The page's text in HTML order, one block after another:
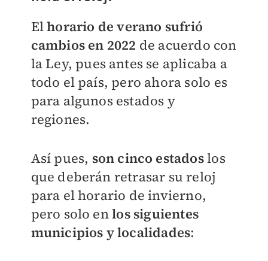
Elhorario de verano sufrió
cambios en 2022 de acuerdo con
la Ley, pues antes se aplicaba a
todo el país, pero ahora solo es
para algunos estados y
regiones.
Así pues, son cinco estadoslos
que deberán retrasar su reloj
para el horario de invierno,
pero solo enlos siguientes
municipios y localidades: